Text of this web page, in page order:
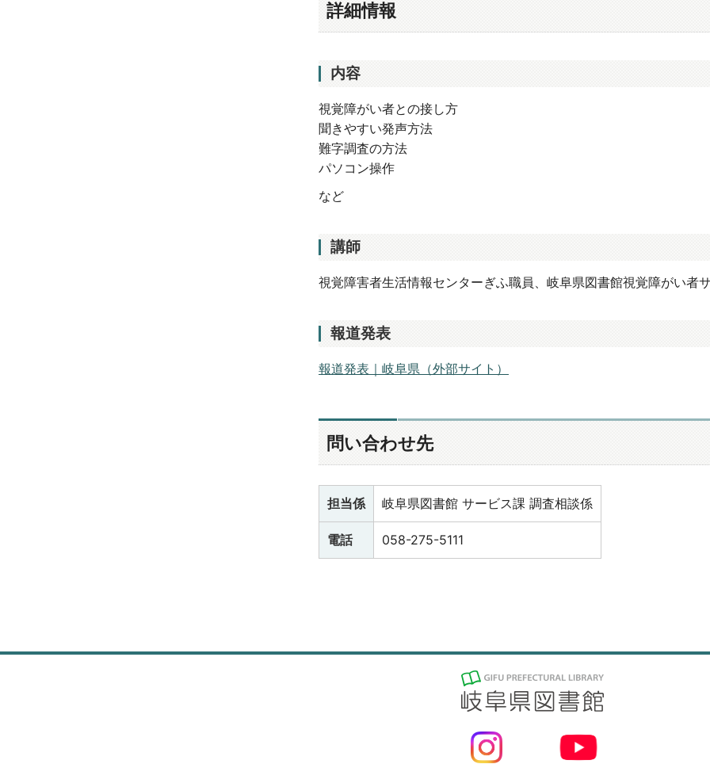
詳細情報
内容
視覚障がい者との接し方
聞きやすい発声方法
難字調査の方法
パソコン操作
など
講師
視覚障害者生活情報センターぎふ職員、岐阜県図書館視覚障がい者
報道発表
報道発表｜岐阜県（外部サイト）
問い合わせ先
担当係 岐阜県図書館 サービス課 調査相談係
電話 058-275-5111